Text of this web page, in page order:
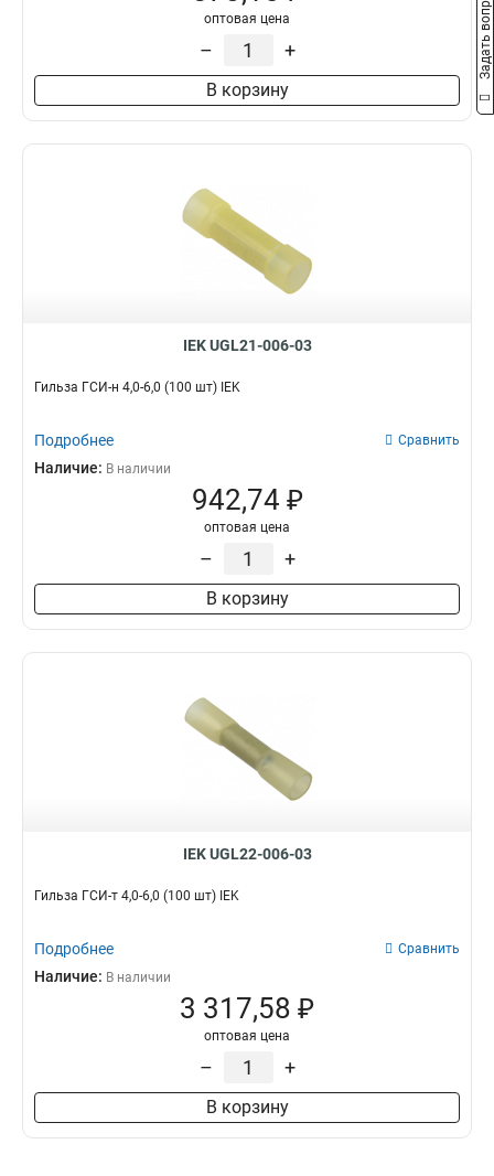
оптовая цена
– +
В корзину
IEK UGL21-006-03
Гильза ГСИ-н 4,0-6,0 (100 шт) IEK
Подробнее Сравнить
Наличие: В наличии
942,74 ₽
оптовая цена
– +
В корзину
IEK UGL22-006-03
Гильза ГСИ-т 4,0-6,0 (100 шт) IEK
Подробнее Сравнить
Наличие: В наличии
3 317,58 ₽
оптовая цена
– +
В корзину
Задать вопрос